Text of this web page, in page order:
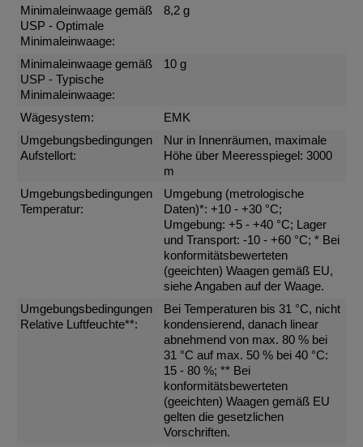
Minimaleinwaage gemäß
USP - Optimale
Minimaleinwaage:
8,2 g
Minimaleinwaage gemäß
USP - Typische
Minimaleinwaage:
10 g
Wägesystem:
EMK
Umgebungsbedingungen
Aufstellort:
Nur in Innenräumen, maximale
Höhe über Meeresspiegel: 3000
m
Umgebungsbedingungen
Temperatur:
Umgebung (metrologische
Daten)*: +10 - +30 °C;
Umgebung: +5 - +40 °C; Lager
und Transport: -10 - +60 °C; * Bei
konformitätsbewerteten
(geeichten) Waagen gemäß EU,
siehe Angaben auf der Waage.
Umgebungsbedingungen
Relative Luftfeuchte**:
Bei Temperaturen bis 31 °C, nicht
kondensierend, danach linear
abnehmend von max. 80 % bei
31 °C auf max. 50 % bei 40 °C:
15 - 80 %; ** Bei
konformitätsbewerteten
(geeichten) Waagen gemäß EU
gelten die gesetzlichen
Vorschriften.